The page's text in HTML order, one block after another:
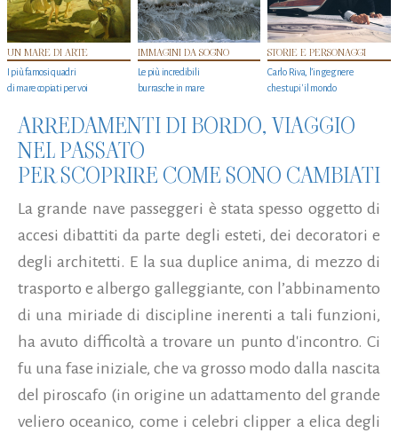
UN MARE DI ARTE
I più famosi quadri
di mare copiati per voi
IMMAGINI DA SOGNO
Le più incredibili
burrasche in mare
STORIE E PERSONAGGI
Carlo Riva, l’ingegnere
che stupi' il mondo
ARREDAMENTI DI BORDO, VIAGGIO
NEL PASSATO
PER SCOPRIRE COME SONO CAMBIATI
La grande nave passeggeri è stata spesso oggetto di
accesi dibattiti da parte degli esteti, dei decoratori e
degli architetti. E la sua duplice anima, di mezzo di
trasporto e albergo galleggiante, con l’abbinamento
di una miriade di discipline inerenti a tali funzioni,
ha avuto difficoltà a trovare un punto d'incontro. Ci
fu una fase iniziale, che va grosso modo dalla nascita
del piroscafo (in origine un adattamento del grande
veliero oceanico, come i celebri clipper a elica degli